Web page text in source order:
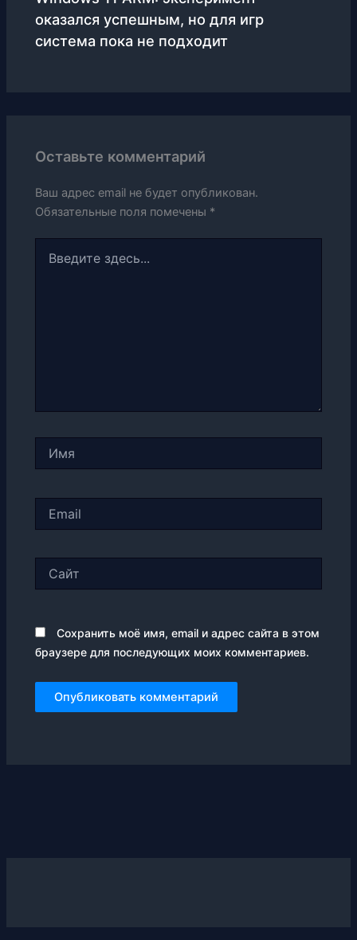
оказался успешным, но для игр
система пока не подходит
Оставьте комментарий
Ваш адрес email не будет опубликован.
Обязательные поля помечены *
здесь...
Сохранить моё имя, email и адрес сайта в этом
браузере для последующих моих комментариев.